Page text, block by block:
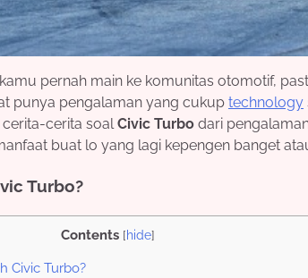
pernah main ke komunitas otomotif,
punya pengalaman yang cukup technology
cerita soalCivic Turbo dari
buat lo yang lagi kepengen banget
Turbo?
Contents [hide]
Civic Turbo?